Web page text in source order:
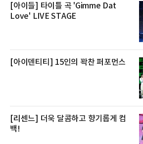
전복은 산지에서 채취한 뒤 전국으로 직송되는
방식으로 운영된다. 신선도가 중요한 상품인 만
큼 이르면 다음 날 오전 배송이 가능하도록 물류
[아이들] 타이틀 곡 'Gimme Dat
Love' LIVE STAGE
[아이덴티티] 15인의 꽉찬 퍼포먼스
[리센느] 더욱 달콤하고 향기롭게 컴
백!